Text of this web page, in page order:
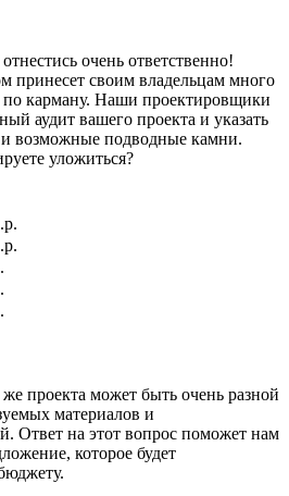
очень ответственно!
принесет своим владельцам много
по карману. Наши проектировщики
аудит вашего проекта и указать
возможные подводные камни.
уложиться?
проекта может быть очень разной
материалов и
Ответ на этот вопрос поможет нам
которое будет